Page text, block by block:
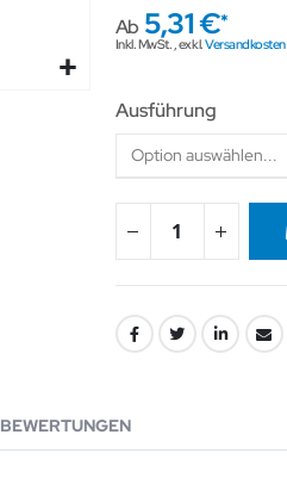
Ab 5,31 €
Inkl. MwSt. exkl.Versandkosten
Ausführung
BEWERTUNGEN